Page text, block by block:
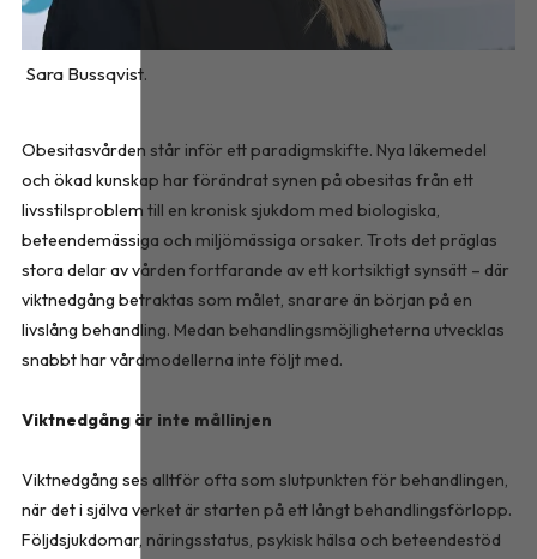
Sara Bussqvist.
Obesitasvården står inför ett paradigmskifte. Nya läkemedel
och ökad kunskap har förändrat synen på obesitas från ett
livsstilsproblem till en kronisk sjukdom med biologiska,
beteendemässiga och miljömässiga orsaker. Trots det präglas
stora delar av vården fortfarande av ett kortsiktigt synsätt – där
viktnedgång betraktas som målet, snarare än början på en
livslång behandling. Medan behandlingsmöjligheterna utvecklas
snabbt har vårdmodellerna inte följt med.
Viktnedgång är inte mållinjen
Viktnedgång ses alltför ofta som slutpunkten för behandlingen,
när det i själva verket är starten på ett långt behandlingsförlopp.
Följdsjukdomar, näringsstatus, psykisk hälsa och beteendestöd